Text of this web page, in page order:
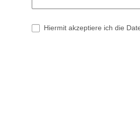
Hiermit akzeptiere ich die